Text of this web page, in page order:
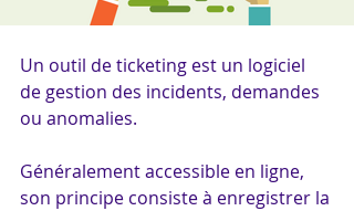
Un outil de ticketing est un logiciel
de gestion des incidents, demandes
ou anomalies.
Généralement accessible en ligne,
son principe consiste à enregistrer la